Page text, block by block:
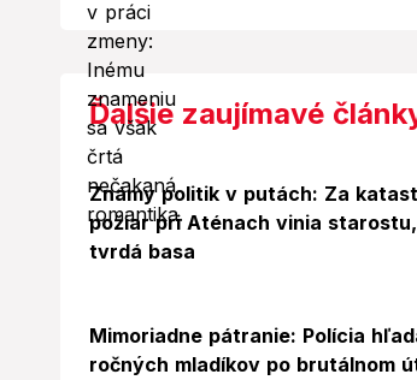
Ďalšie zaujímavé
Známy politik v putách: Za
požiar pri Aténach vinia
tvrdá basa
Mimoriadne pátranie: Polícia
ročných mladíkov po brutálnom